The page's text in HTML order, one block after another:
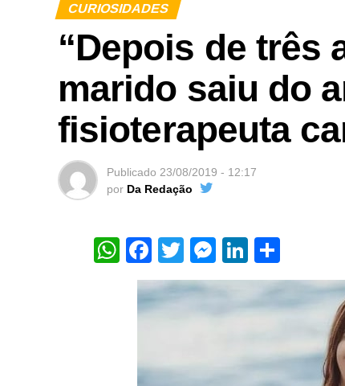
CURIOSIDADES
“Depois de três
marido saiu do
fisioterapeuta
Publicado 23/08/2019 - 12:17
por Da Redação
WhatsApp
Facebook
TwitterMessenger
LinkedIn